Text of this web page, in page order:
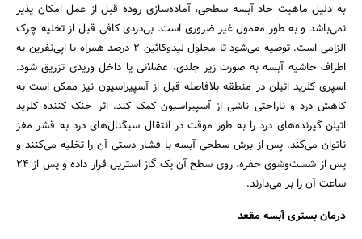
به دلیل ماهیت حاد آبسه سطحی، آماده‌سازی روده قبل از عمل امکان پذیر
نمی‌باشد و به طور معمول غیر ضروری است. بی‌دردی کافی قبل از تخلیه‌ چرک
الزامی است. توصیه می‌شود تا محلول لیدوکائین ۲ درصد همراه با اپی‌نفرین به
اطراف حاشیه آبسه به صورت زیر جلدی، عضلانی یا داخل وریدی تزریق شود.
اسپری کلرید اتیلن در منطقه بلافاصله قبل از آسپیراسیون نیز ممکن است به
کاهش درد و ناراحتی ناشی از آسپیراسیون کمک کند. اثر خنک کننده کلرید
اتیلن گیرنده‌های درد را به طور موقت در انتقال سیگنال‌های درد به قشر مغز
ناتوان می‌کند. پس از برش سطحی آبسه با فشار دستی آن را تخلیه می‌کنند و
پس از شست‌و‌شوی حفره، روی سطح آن یک گاز استریل قرار داده و پس از ۲۴
ساعت آن را بر می‌دارند.
درمان بستری آبسه مقعد